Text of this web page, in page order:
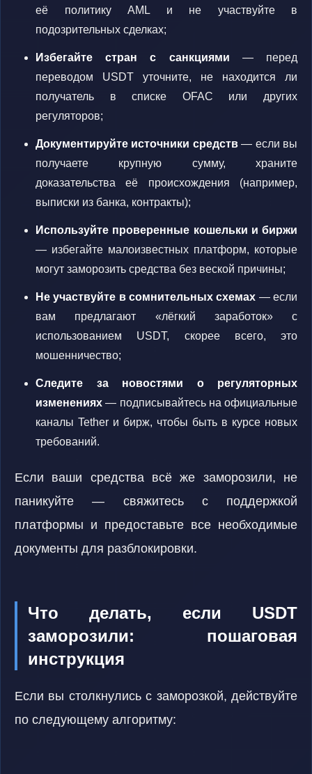
её политику AML и не участвуйте в
подозрительных сделках;
Избегайте стран с санкциями — перед
переводом USDT уточните, не находится ли
получатель в списке OFAC или других
регуляторов;
Документируйте источники средств— если вы
получаете крупную сумму, храните
доказательства её происхождения (например,
выписки из банка, контракты);
Используйте проверенные кошельки и биржи
— избегайте малоизвестных платформ, которые
могут заморозить средства без веской причины;
Не участвуйте в сомнительных схемах — если
вам предлагают «лёгкий заработок» с
использованием USDT, скорее всего, это
мошенничество;
Следите за новостями о регуляторных
изменениях — подписывайтесь на официальные
каналы Tether и бирж, чтобы быть в курсе новых
требований.
Если ваши средства всё же заморозили, не
паникуйте — свяжитесь с поддержкой
платформы и предоставьте все необходимые
документы для разблокировки.
Что делать, если USDT
заморозили: пошаговая
инструкция
Если вы столкнулись с заморозкой, действуйте
по следующему алгоритму: